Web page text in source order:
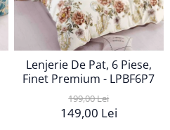
Lenjerie De Pat, 6 Piese,
Finet Premium - LPBF6P7
199,00 Lei
149,00 Lei